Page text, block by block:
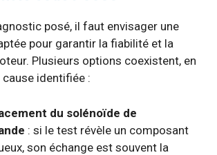
posé, il faut envisager une
pour garantir la fiabilité et la
Plusieurs options coexistent, en
identifiée :
du solénoïde de
: si le test révèle un composant
son échange est souvent la